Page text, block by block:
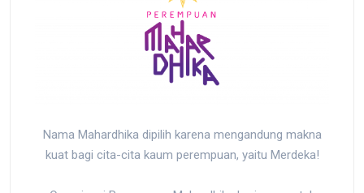
Nama Mahardhika dipilih karena mengandung makna
kuat bagi cita-cita kaum perempuan, yaitu Merdeka!